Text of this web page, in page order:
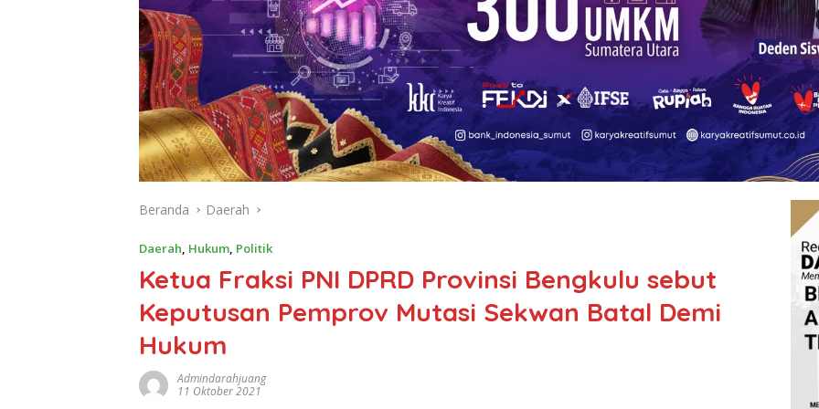
Beranda Daerah
Daerah, Hukum, Politik
Ketua Fraksi PNI DPRD Provinsi Bengkulu sebut
Keputusan Pemprov Mutasi Sekwan Batal Demi
Hukum
Admindarahjuang
11 Oktober 2021